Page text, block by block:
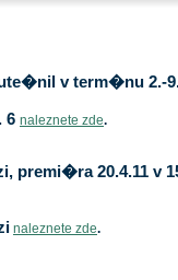
v term�nu 2.-
6 naleznete zde.
premi�ra 20.4.11 v
naleznete zde.